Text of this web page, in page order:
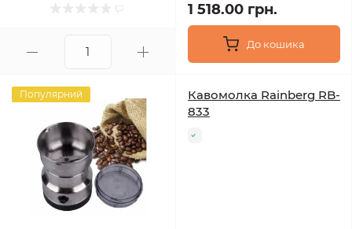
1 518.00 грн.
До кошика
Популярний
Кавомолка Rainberg RB-
833